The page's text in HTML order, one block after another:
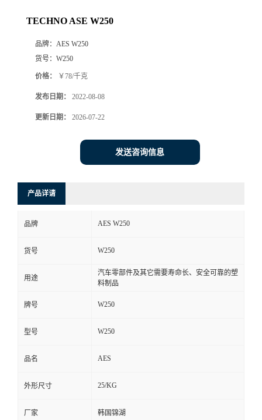
厅
系
言
TECHNO ASE W250
品牌： AES W250
货号： W250
价格： ￥78/千克
发布日期： 2022-08-08
更新日期： 2026-07-22
发送咨询信息
产品详请
品牌 AES W250
货号 W250
用途
汽车零部件及其它需要寿命长、安全可靠的塑
料制品
牌号 W250
型号 W250
品名 AES
外形尺寸 25/KG
厂家 韩国锦湖